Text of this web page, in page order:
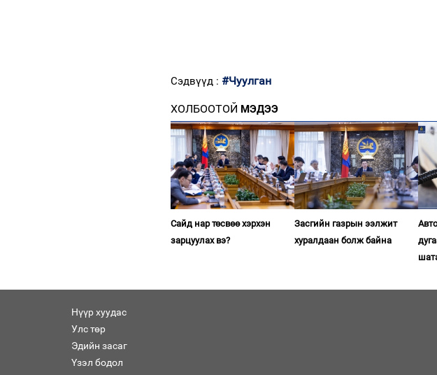
Сэдвүүд : #Чуулган
ХОЛБООТОЙ МЭДЭЭ
Сайд нар төсвөө хэрхэн
зарцуулах вэ?
Засгийн газрын ээлжит
хуралдаан болж байна
Нүүр хуудас
Улс төр
Эдийн засаг
Үзэл бодол